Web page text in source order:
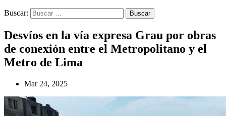
Buscar:
Desvíos en la vía expresa Grau por obras
de conexión entre el Metropolitano y el
Metro de Lima
Mar 24, 2025